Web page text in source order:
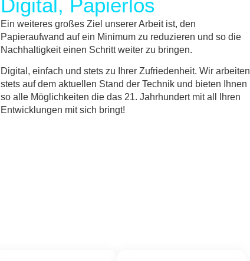
Digital, Papierlos
Ein weiteres großes Ziel unserer Arbeit ist, den
Papieraufwand auf ein Minimum zu reduzieren und so die
Nachhaltigkeit einen Schritt weiter zu bringen.
Digital, einfach und stets zu Ihrer Zufriedenheit. Wir arbeiten
stets auf dem aktuellen Stand der Technik und bieten Ihnen
so alle Möglichkeiten die das 21. Jahrhundert mit all Ihren
Entwicklungen mit sich bringt!